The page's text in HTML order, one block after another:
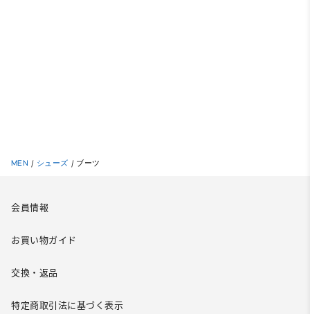
MEN / シューズ / ブーツ
会員情報
お買い物ガイド
交換・返品
特定商取引法に基づく表示